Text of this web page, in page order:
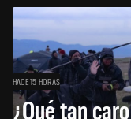
HACE 15 HORAS
¿Qué tan